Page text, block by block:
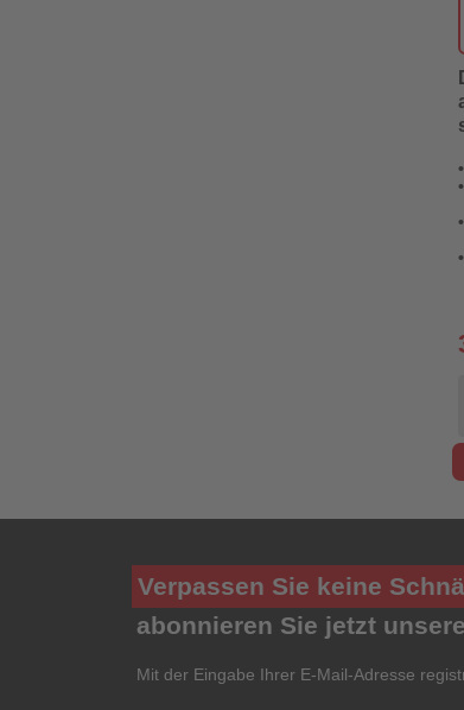
Verpassen Sie keine
abonnieren Sie jetzt
Mit der Eingabe Ihrer E-Mail-Adresse